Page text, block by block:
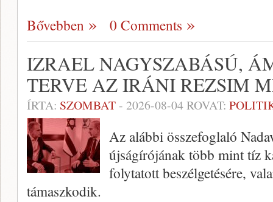
Bővebben 0 Comments
IZRAEL NAGYSZABÁSÚ,
TERVE AZ IRÁNI REZSIM
ÍRTA: SZOMBAT- 2026-08-04ROVAT:
Az alábbi összefoglaló
újságírójának több mint tíz
folytatott beszélgetésére,
támaszkodik.